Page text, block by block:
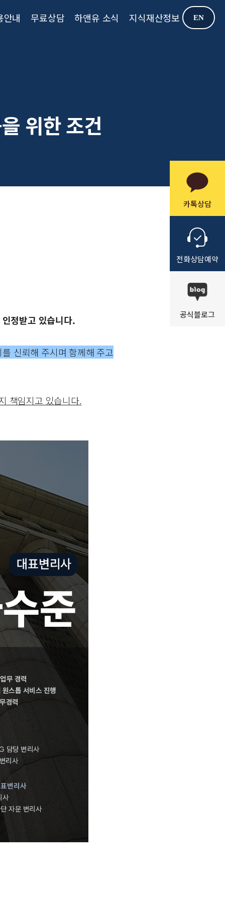
안내 무료상담 하앤유 소식 지식재산정보 EN
카톡상담
전화상담예약
공식블로그
위한 조건
정받고 있습니다.
신뢰해 주시며 함께해 주고
책임지고 있습니다.